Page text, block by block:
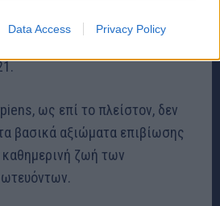
Data Access Privacy Policy
Εξέλιξης του
ως επί το πλείστον, δεν
βασικά αξιώματα επιβίωσης
καθημερινή ζωή των